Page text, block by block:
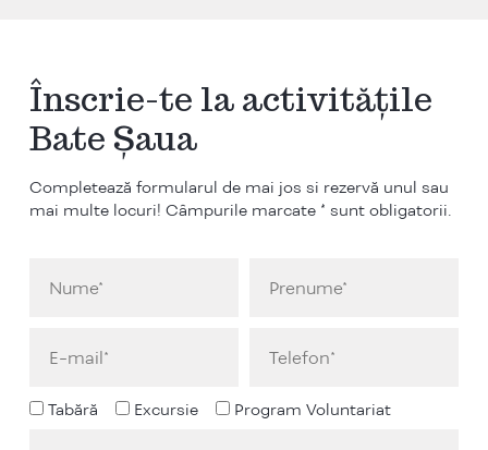
Înscrie-te la activitățile
Bate Șaua
Completează formularul de mai jos si rezervă unul sau
mai multe locuri! Câmpurile marcate * sunt obligatorii.
Tabără Excursie Program Voluntariat